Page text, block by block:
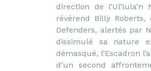
direction de
révérend Billy
Defenders, alertés par
dissimulé sa nature
démasqué, l’Escadron
d’un second